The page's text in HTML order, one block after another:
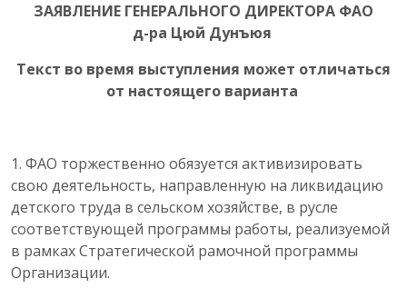
ЗАЯВЛЕНИЕ ГЕНЕРАЛЬНОГО ДИРЕКТОРА ФАО
д-ра Цюй Дунъюя
Текст во время выступления может отличаться
от настоящего варианта
1. ФАО торжественно обязуется активизировать
свою деятельность, направленную на ликвидацию
детского труда в сельском хозяйстве, в русле
соответствующей программы работы, реализуемой
в рамках Стратегической рамочной программы
Организации.